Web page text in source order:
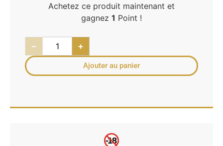
Achetez ce produit maintenant et
gagnez 1 Point !
− +
Ajouter au panier
-18